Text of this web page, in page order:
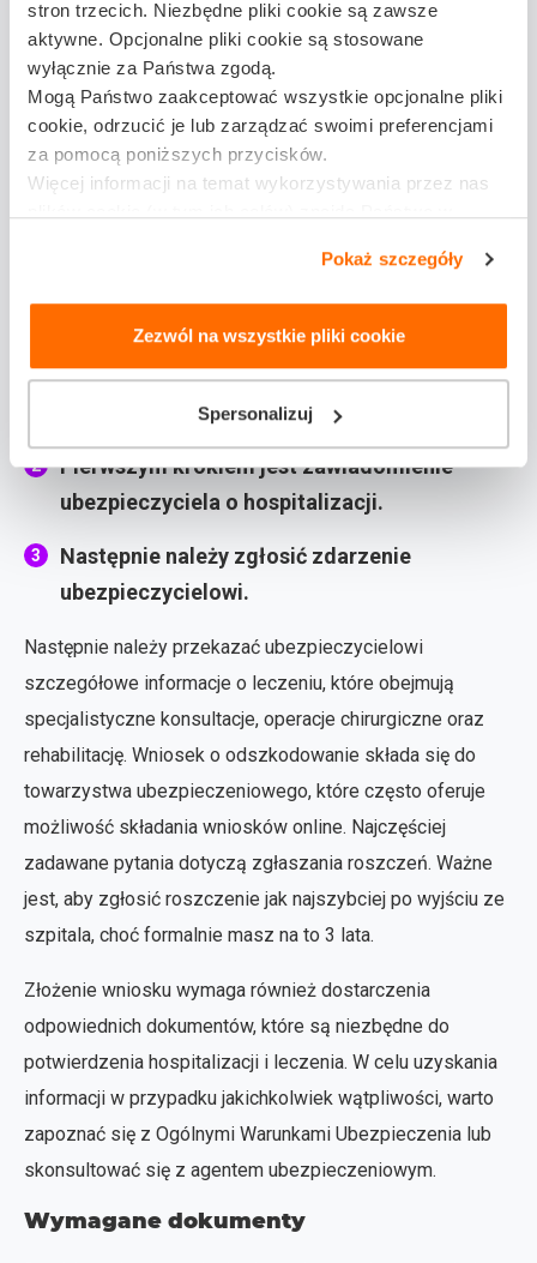
stron trzecich. Niezbędne pliki cookie są zawsze
aktywne. Opcjonalne pliki cookie są stosowane
wyłącznie za Państwa zgodą.
Mogą Państwo zaakceptować wszystkie opcjonalne pliki
cookie, odrzucić je lub zarządzać swoimi preferencjami
za pomocą poniższych przycisków.
Więcej informacji na temat wykorzystywania przez nas
Pokaż szczegóły
Zezwól na wszystkie pliki cookie
Spersonalizuj
Jak ubiegać się o
odszkodowanie za pobyt w
szpitalu?
Aby uzyskać odszkodowanie za pobyt w szpitalu, musisz
mieć odpowiednieubezpieczeniena wypadek
hospitalizacji. Proces ubiegania się o odszkodowanie
Proces rozpoczyna się po zakończeniu
leczenia szpitalnego, gdy pacjent jest już
wypisany ze szpitala.
Pierwszym krokiem jest zawiadomienie
ubezpieczyciela o hospitalizacji.
Następnie należy zgłosić zdarzenie
ubezpieczycielowi.
Następnie należy przekazać ubezpieczycielowi
szczegółowe informacje o leczeniu, które obejmują
specjalistyczne konsultacje, operacje chirurgiczne oraz
rehabilitację. Wniosek o odszkodowanie składa się do
towarzystwa ubezpieczeniowego, które często oferuje
możliwość składania wniosków online. Najczęściej
zadawane pytania dotyczą zgłaszania roszczeń. Ważne
jest, aby zgłosić roszczenie jak najszybciej po wyjściu ze
szpitala, choć formalnie masz na to 3 lata.
Złożenie wniosku wymaga również dostarczenia
odpowiednich dokumentów, które są niezbędne do
potwierdzenia hospitalizacji i leczenia. W celu uzyskania
informacji w przypadku jakichkolwiek wątpliwości, warto
zapoznać się z Ogólnymi Warunkami Ubezpieczenia lub
skonsultować się z agentem ubezpieczeniowym.
Wymagane dokumenty